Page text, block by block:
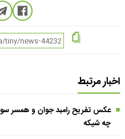
اخبار مرتبط
عکس تفریح رامبد جوان و همسر
چه شیکه